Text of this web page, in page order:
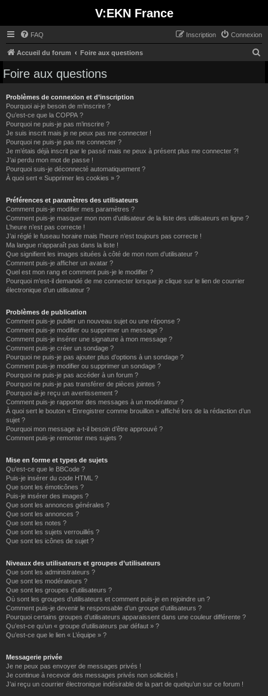
V:EKN France
FAQ Connexion
Inscription
Accueil du forum Foire aux questions
Foire aux questions
Problèmes de connexion et d’inscription
Pourquoi ai-je besoin de m’inscrire ?
Qu’est-ce que la COPPA ?
Pourquoi ne puis-je pas m’inscrire ?
Je suis inscrit mais je ne peux pas me connecter !
Pourquoi ne puis-je pas me connecter ?
Je m’étais déjà inscrit par le passé mais ne peux à présent plus me connecter ?!
J’ai perdu mon mot de passe !
Pourquoi suis-je déconnecté automatiquement ?
À quoi sert « Supprimer les cookies » ?
Préférences et paramètres des utilisateurs
Comment puis-je modifier mes paramètres ?
Comment puis-je masquer mon nom d’utilisateur de la liste des utilisateurs en ligne ?
L’heure n’est pas correcte !
J’ai réglé le fuseau horaire mais l’heure n’est toujours pas correcte !
Ma langue n’apparaît pas dans la liste !
Que signifient les images situées à côté de mon nom d’utilisateur ?
Comment puis-je afficher un avatar ?
Quel est mon rang et comment puis-je le modifier ?
Pourquoi m’est-il demandé de me connecter lorsque je clique sur le lien de courrier
électronique d’un utilisateur ?
Problèmes de publication
Comment puis-je publier un nouveau sujet ou une réponse ?
Comment puis-je modifier ou supprimer un message ?
Comment puis-je insérer une signature à mon message ?
Comment puis-je créer un sondage ?
Pourquoi ne puis-je pas ajouter plus d’options à un sondage ?
Comment puis-je modifier ou supprimer un sondage ?
Pourquoi ne puis-je pas accéder à un forum ?
Pourquoi ne puis-je pas transférer de pièces jointes ?
Pourquoi ai-je reçu un avertissement ?
Comment puis-je rapporter des messages à un modérateur ?
À quoi sert le bouton « Enregistrer comme brouillon » affiché lors de la rédaction d’un
sujet ?
Pourquoi mon message a-t-il besoin d’être approuvé ?
Comment puis-je remonter mes sujets ?
Mise en forme et types de sujets
Qu’est-ce que le BBCode ?
Puis-je insérer du code HTML ?
Que sont les émoticônes ?
Puis-je insérer des images ?
Que sont les annonces générales ?
Que sont les annonces ?
Que sont les notes ?
Que sont les sujets verrouillés ?
Que sont les icônes de sujet ?
Niveaux des utilisateurs et groupes d’utilisateurs
Que sont les administrateurs ?
Que sont les modérateurs ?
Que sont les groupes d’utilisateurs ?
Où sont les groupes d’utilisateurs et comment puis-je en rejoindre un ?
Comment puis-je devenir le responsable d’un groupe d’utilisateurs ?
Pourquoi certains groupes d’utilisateurs apparaissent dans une couleur différente ?
Qu’est-ce qu’un « groupe d’utilisateurs par défaut » ?
Qu’est-ce que le lien « L’équipe » ?
Messagerie privée
Je ne peux pas envoyer de messages privés !
Je continue à recevoir des messages privés non sollicités !
J’ai reçu un courrier électronique indésirable de la part de quelqu’un sur ce forum !